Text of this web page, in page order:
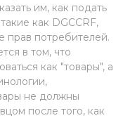
им, как подать
как DGCCRF,
прав потребителей.
в том, что
как "товары", а
не должны
после того, как